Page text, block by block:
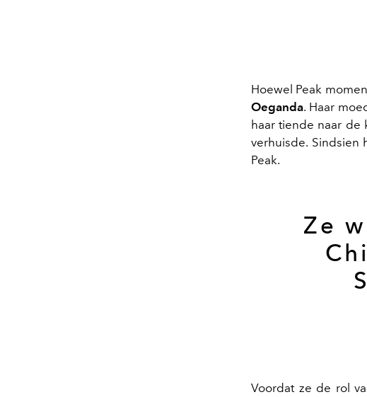
Hoewel Peak
Oeganda. Haar
haar tiende naar de
verhuisde. Sindsien
Peak.
Ze
Voordat ze de rol